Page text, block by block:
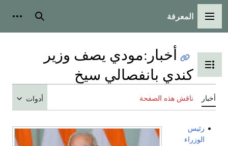
القائمة الرئيسية
المعرفة بحث
تبديل عرض جدول المحتويات
أخبار :مودي يصف وزير
كندي بانفصالي سيخ
أخبار ناقش هذه الصفحة أدوات
رئيس
الوزراء